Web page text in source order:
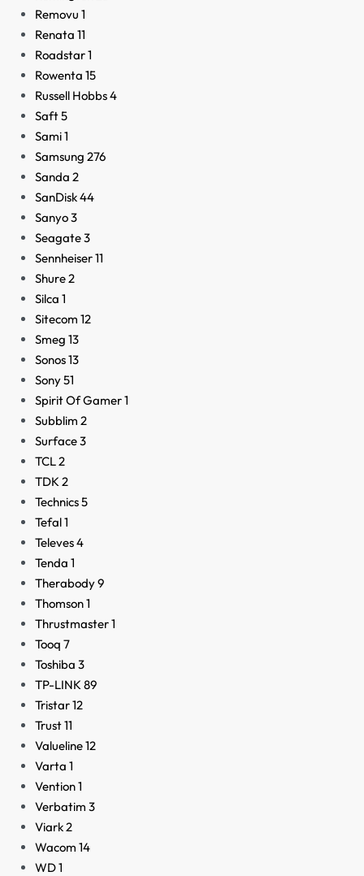
Removu 1
Renata 11
Roadstar1
Rowenta 15
Russell Hobbs4
Saft5
Sami1
Samsung 276
Sanda 2
SanDisk44
Sanyo3
Seagate3
Sennheiser11
Shure2
Silca 1
Sitecom 12
Smeg 13
Sonos13
Sony51
Spirit Of Gamer1
Subblim 2
Surface3
TCL2
TDK 2
Technics5
Tefal1
Televes4
Tenda 1
Therabody9
Thomson1
Thrustmaster1
Tooq 7
Toshiba 3
TP-LINK 89
Tristar12
Trust11
Valueline12
Varta 1
Vention1
Verbatim 3
Viark2
Wacom 14
WD1